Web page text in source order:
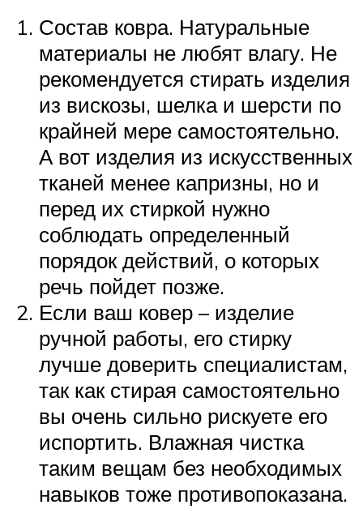
Состав ковра. Натуральные
материалы не любят влагу. Не
рекомендуется стирать изделия
из вискозы, шелка и шерсти по
крайней мере самостоятельно.
А вот изделия из искусственных
тканей менее капризны, но и
перед их стиркой нужно
соблюдать определенный
порядок действий, о которых
речь пойдет позже.
Если ваш ковер – изделие
ручной работы, его стирку
лучше доверить специалистам,
так как стирая самостоятельно
вы очень сильно рискуете его
испортить. Влажная чистка
таким вещам без необходимых
навыков тоже противопоказана.